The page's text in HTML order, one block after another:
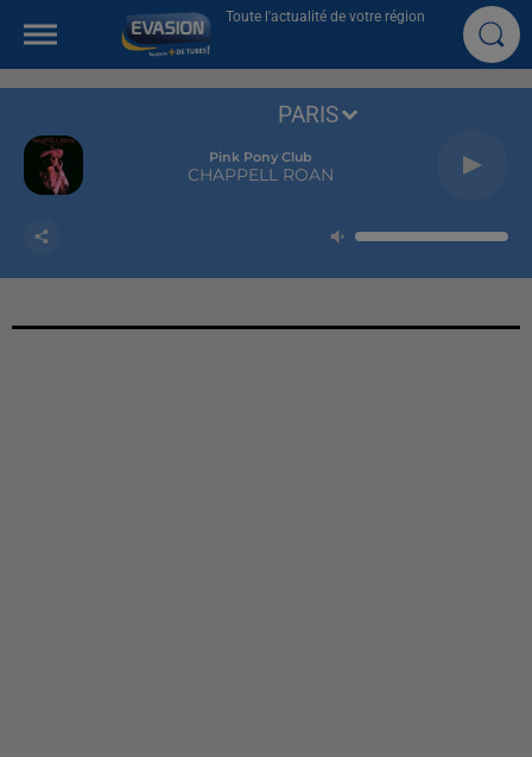
Toute l'actualité de votre région
Pink Pony Club
CHAPPELL ROAN
PARIS